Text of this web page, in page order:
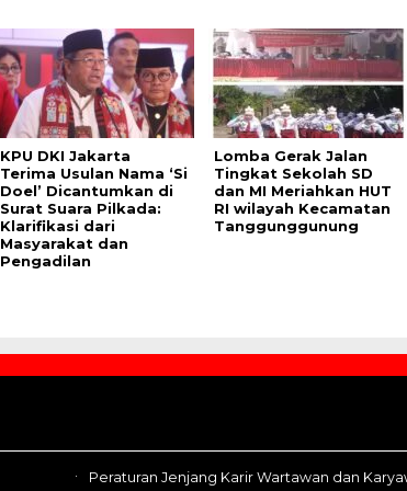
KPU DKI Jakarta
Terima Usulan Nama ‘Si
Doel’ Dicantumkan di
Surat Suara Pilkada:
Klarifikasi dari
Masyarakat dan
Pengadilan
Lomba Gerak Jalan
Tingkat Sekolah SD
dan MI Meriahkan HUT
RI wilayah Kecamatan
Tanggunggunung
Peraturan Jenjang Karir Wartawan dan